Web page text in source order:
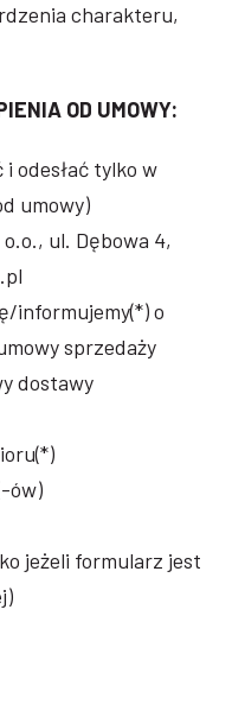
charakteru,
OD UMOWY:
odesłać tylko w
umowy)
ul. Dębowa 4,
informujemy(*) o
sprzedaży
dostawy
ów)
jeżeli formularz jest